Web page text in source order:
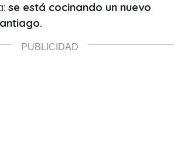
se está cocinando un nuevo